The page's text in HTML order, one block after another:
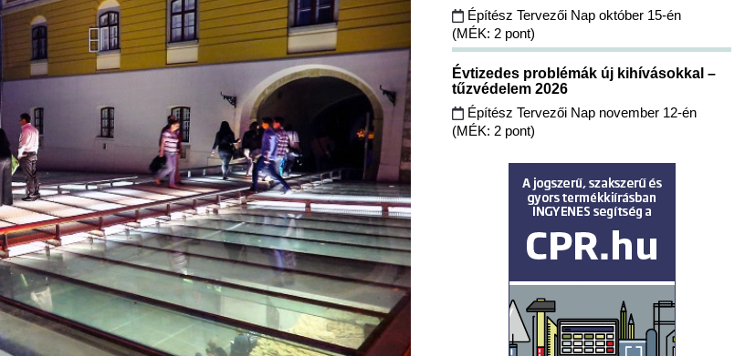
Építész Tervezői Nap október 15-én
(MÉK: 2 pont)
Évtizedes problémák új kihívásokkal –
tűzvédelem 2026
Építész Tervezői Nap november 12-én
(MÉK: 2 pont)